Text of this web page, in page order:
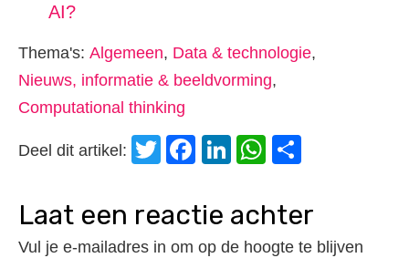
AI?
Thema's: Algemeen, Data & technologie,
Nieuws, informatie & beeldvorming,
Computational thinking
Deel dit artikel: Twitter
Facebook
LinkedIn
WhatsApp
laat een reactie achter
Vul je e-mailadres in om op de hoogte te blijven